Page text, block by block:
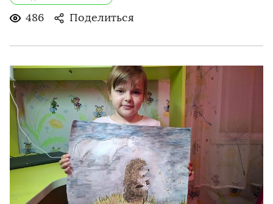
486 Поделиться